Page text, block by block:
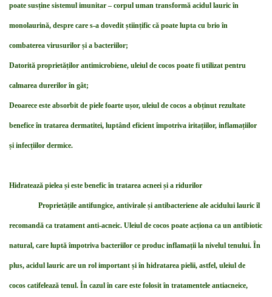
poate susține sistemul imunitar – corpul uman transformă acidul lauric în
monolaurină, despre care s-a dovedit științific că poate lupta cu brio în
combaterea virusurilor și a bacteriilor;
Datorită proprietăților antimicrobiene, uleiul de cocos poate fi utilizat pentru
calmarea durerilor în gât;
Deoarece este absorbit de piele foarte ușor, uleiul de cocos a obținut rezultate
benefice în tratarea dermatitei, luptând eficient împotriva iritațiilor, inflamațiilor
și infecțiilor dermice.
Hidratează pielea și este benefic în tratarea acneei și a ridurilor
Proprietățile antifungice, antivirale și antibacteriene ale acidului lauric îl
recomandă ca tratament anti-acneic. Uleiul de cocos poate acționa ca un antibiotic
natural, care luptă împotriva bacteriilor ce produc inflamații la nivelul tenului. În
plus, acidul lauric are un rol important și în hidratarea pielii, astfel, uleiul de
cocos catifelează tenul. În cazul în care este folosit în tratamentele antiacneice,